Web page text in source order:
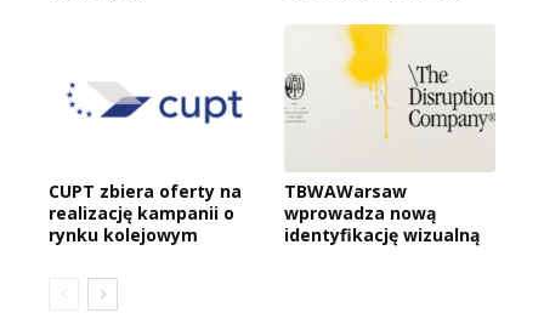
CUPT zbiera oferty na
realizację kampanii o
rynku kolejowym
TBWAWarsaw
wprowadza nową
identyfikację wizualną